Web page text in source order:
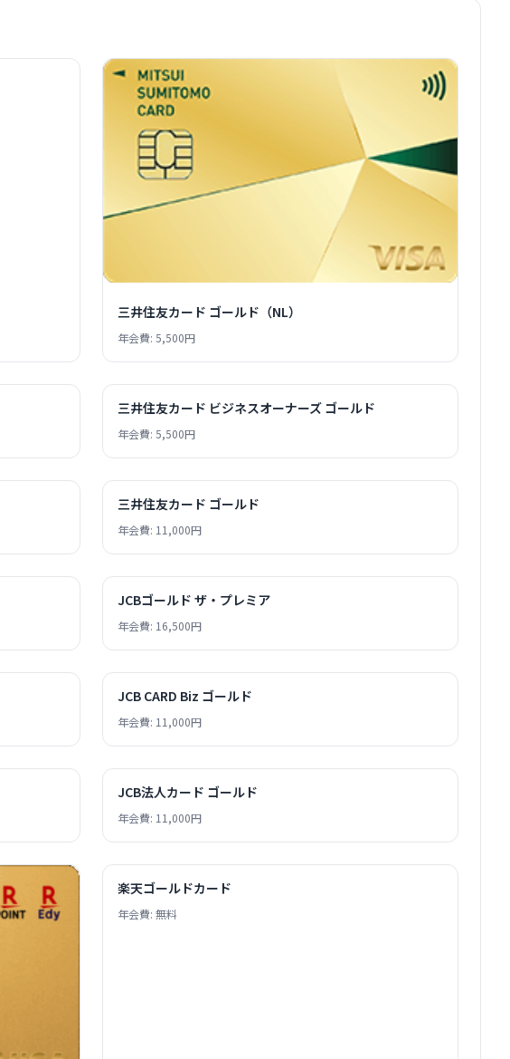
三井住友カード ゴールド（NL）
年会費: 5,500円
三井住友カード ビジネスオーナーズ ゴールド
年会費: 5,500円
三井住友カード ゴールド
年会費: 11,000円
JCBゴールド ザ・プレミア
年会費: 16,500円
JCB CARD Biz ゴールド
年会費: 11,000円
JCB法人カード ゴールド
年会費: 11,000円
楽天ゴールドカード
年会費: 無料